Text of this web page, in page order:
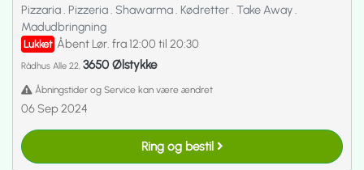
Pizzaria. Pizzeria. Shawarma. Kødretter. Take Away.
Madudbringning
Lukket Åbent Lør. fra 12:00 til 20:30
Rådhus Alle 22, 3650 Ølstykke
Åbningstider og Service kan være ændret
06 Sep 2024
Ring og bestil